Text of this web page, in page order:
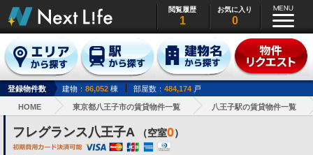
閲覧履歴
1
お気に入り
0
登録物件数 建物： 86,052 棟 部屋数： 484,174 戸
HOME 東京都八王子市の賃貸物件一覧 八王子駅の賃貸物件一覧
フレグランス八王子A （空室0）